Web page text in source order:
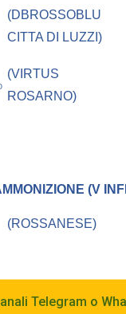
(DBROSSOBLU
CITTA DI LUZZI)
(VIRTUS
ROSARNO)
(V
(ROSSANESE)
Telegram o